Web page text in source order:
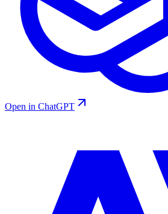
Open in ChatGPT